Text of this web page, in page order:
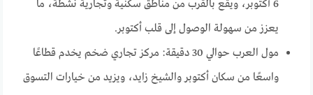
6 أكتوبر، ويقع بالقرب من مناطق سكنية وتجارية نشطة، ما
يعزز من سهولة الوصول إلى قلب أكتوبر.
مول العرب حوالي 30 دقيقة: مركز تجاري ضخم يخدم قطاعًا
واسعًا من سكان أكتوبر والشيخ زايد، ويزيد من خيارات التسوق